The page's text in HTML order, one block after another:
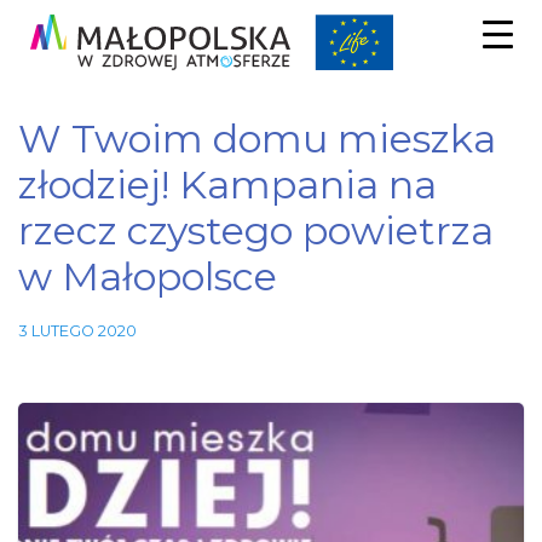
W Twoim domu mieszka
złodziej! Kampania na
rzecz czystego powietrza
w Małopolsce
3 LUTEGO 2020
Niezbędne
Są